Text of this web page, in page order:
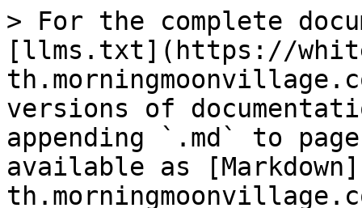
> For the complete
[llms.txt](https://
versions of
appending `.md` to
available as